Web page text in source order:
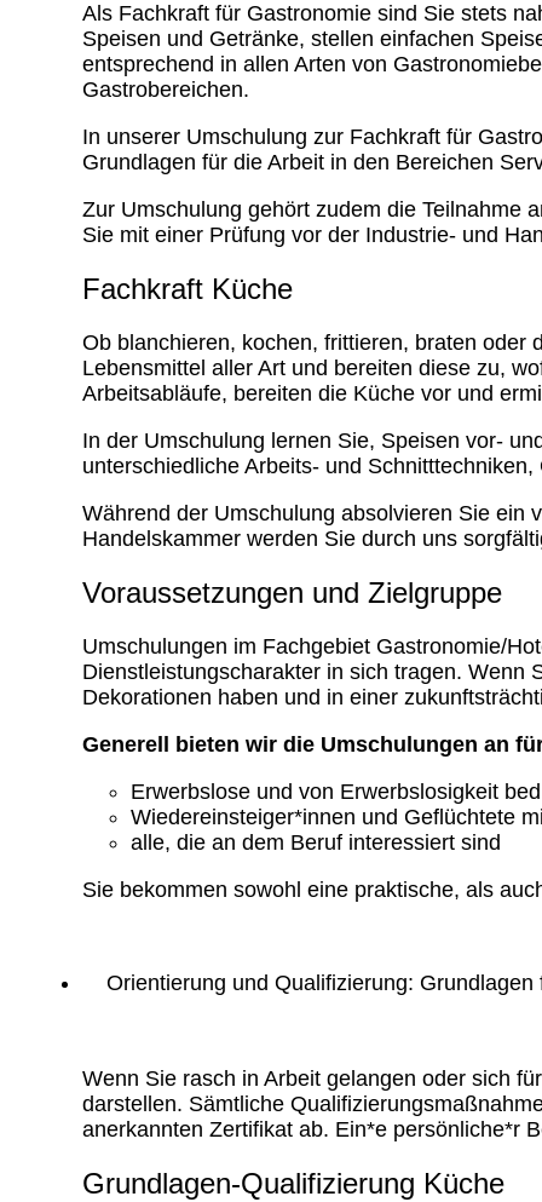
Als Fachkraft für Gastronomie sind Sie stets
Speisen und Getränke, stellen einfachen
entsprechend in allen Arten von
Gastrobereichen.
In unserer Umschulung zur Fachkraft für
Grundlagen für die Arbeit in den Bereichen
Zur Umschulung gehört zudem die Teilnahme
Sie mit einer Prüfung vor der Industrie- und
Fachkraft Küche
Ob blanchieren, kochen, frittieren, braten oder
Lebensmittel aller Art und bereiten diese zu,
Arbeitsabläufe, bereiten die Küche vor und
In der Umschulung lernen Sie, Speisen vor-
unterschiedliche Arbeits- und
Während der Umschulung absolvieren Sie ein
Handelskammer werden Sie durch uns
Voraussetzungen und Zielgruppe
Umschulungen im Fachgebiet Gastronomie/
Dienstleistungscharakter in sich tragen. Wenn
Dekorationen haben und in einer
Generell bieten wir die Umschulungen an
Erwerbslose und von Erwerbslosigkeit
Wiedereinsteiger*innen und Geflüchtete
alle, die an dem Beruf interessiert sind
Sie bekommen sowohl eine praktische, als
Orientierung und Qualifizierung:
Wenn Sie rasch in Arbeit gelangen oder sich
darstellen. Sämtliche
anerkannten Zertifikat ab. Ein*e persönliche*r
Grundlagen-Qualifizierung Küche